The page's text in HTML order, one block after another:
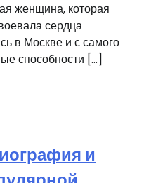
женщина, которая
сердца
в Москве и с самого
способности […]
и